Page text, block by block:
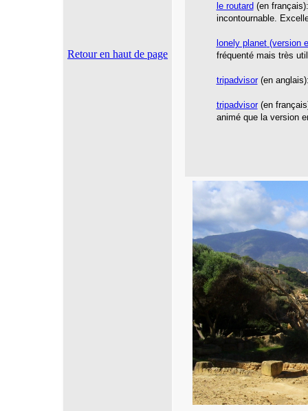
Retour en haut de page
le routard (en
incontournable.
onely planet(version
fréquenté mais très
tripadvisor(en
tripadvisor(en
animé que la version